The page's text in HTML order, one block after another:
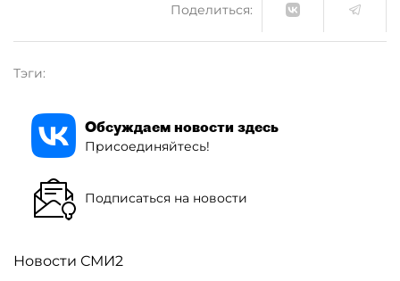
Поделиться:
Тэги:
Обсуждаем новости здесь
Присоединяйтесь!
Подписаться на новости
Новости СМИ2